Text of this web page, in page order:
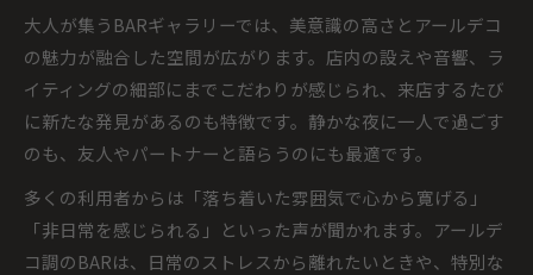
大人が集うBARギャラリーでは、美意識の高さとアールデコ
の魅力が融合した空間が広がります。店内の設えや音響、ラ
イティングの細部にまでこだわりが感じられ、来店するたび
に新たな発見があるのも特徴です。静かな夜に一人で過ごす
のも、友人やパートナーと語らうのにも最適です。
多くの利用者からは「落ち着いた雰囲気で心から寛げる」
「非日常を感じられる」といった声が聞かれます。アールデ
コ調のBARは、日常のストレスから離れたいときや、特別な